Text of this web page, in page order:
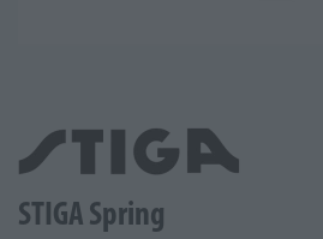
STIGA Spring